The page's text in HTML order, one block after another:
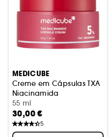
MEDICUBE
Creme em Cápsulas TXA
Niacinamida
Creme corretor de tez para
55 ml
30,00 €
5